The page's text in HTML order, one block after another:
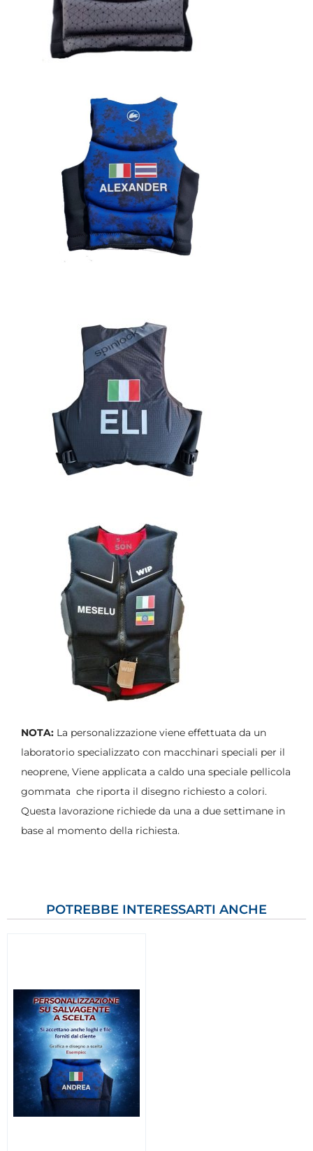
NOTA: La personalizzazione viene effettuata da un
laboratorio specializzato con macchinari speciali per il
neoprene, Viene applicata a caldo una speciale pellicola
gommata che riporta il disegno richiesto a colori.
Questa lavorazione richiede da una a due settimane in
base al momento della richiesta.
POTREBBE INTERESSARTI ANCHE